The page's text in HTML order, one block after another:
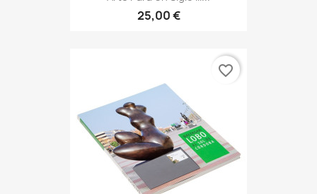
25,00 €
favorite_border